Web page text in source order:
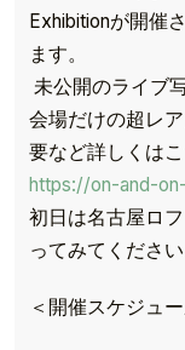
Exhibitionが開催
ます。
未公開のライブ
会場だけの超レ
要など詳しくは
https://on-and-
初日は名古屋ロ
ってみてくださ
＜開催スケジュ